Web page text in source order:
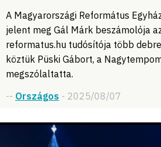
A Magyarországi Református
jelent meg Gál Márk beszámolója
reformatus.hu tudósítója több
köztük Püski Gábort, a
megszólaltatta.
-- Országos - 2025/08/07